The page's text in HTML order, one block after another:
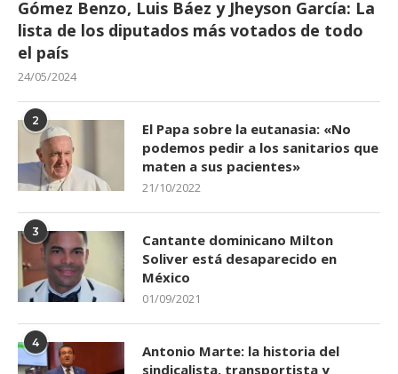
Gómez Benzo, Luis Báez y Jheyson García: La
lista de los diputados más votados de todo
el país
24/05/2024
2
El Papa sobre la eutanasia: «No
podemos pedir a los sanitarios que
maten a sus pacientes»
21/10/2022
3
Cantante dominicano Milton
Soliver está desaparecido en
México
01/09/2021
4
Antonio Marte: la historia del
sindicalista, transportista y